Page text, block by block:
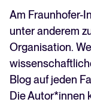
Am Fraunhofer-
unter anderem
Organisation.
Blog auf jeden
Die Autor*innen